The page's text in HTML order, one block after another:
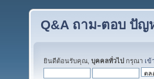
Q&A ถาม-ตอบ ปัญ
ยินดีต้อนรับคุณ, บุคคลทั่วไป กรุณา เข้